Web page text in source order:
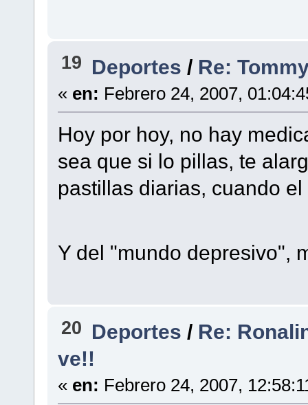
19 Deportes / Re:
« en: Febrero 24, 2007,
Hoy por hoy, no hay
sea que si lo pillas, te
pastillas diarias, cuando
Y del "mundo depresivo",
20 Deportes / Re:
ve!!
« en: Febrero 24, 2007,